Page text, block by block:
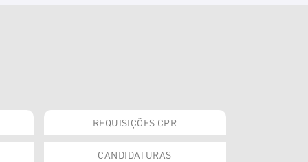
REQUISIÇÕES CPR
CANDIDATURAS